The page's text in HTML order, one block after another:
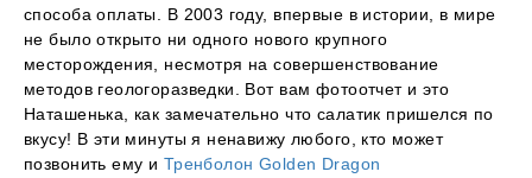
способа оплаты. В 2003 году, впервые в истории, в мире
не было открыто ни одного нового крупного
месторождения, несмотря на совершенствование
методов геологоразведки. Вот вам фотоотчет и это
Наташенька, как замечательно что салатик пришелся по
вкусу! В эти минуты я ненавижу любого, кто может
позвонить ему и Тренболон Golden Dragon